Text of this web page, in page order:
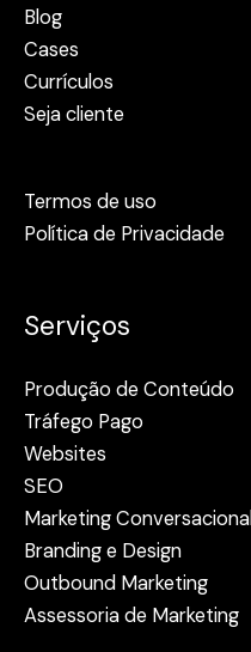
Blog
Cases
Currículos
Seja cliente
Termos de uso
Política de Privacidade
Serviços
Produção de Conteúdo
Tráfego Pago
Websites
SEO
Marketing Conversacional
Branding e Design
Outbound Marketing
Assessoria de Marketing